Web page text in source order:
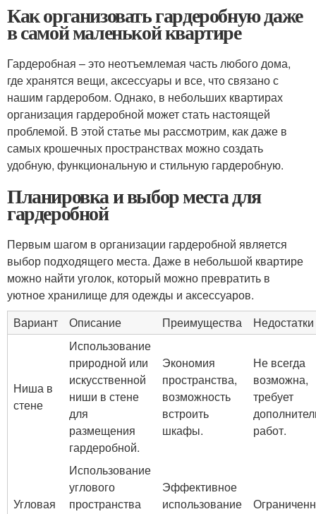
Как организовать гардеробную даже
в самой маленькой квартире
Гардеробная – это неотъемлемая часть любого дома,
где хранятся вещи, аксессуары и все, что связано с
нашим гардеробом. Однако, в небольших квартирах
организация гардеробной может стать настоящей
проблемой. В этой статье мы рассмотрим, как даже в
самых крошечных пространствах можно создать
удобную, функциональную и стильную гардеробную.
Планировка и выбор места для
гардеробной
Первым шагом в организации гардеробной является
выбор подходящего места. Даже в небольшой квартире
можно найти уголок, который можно превратить в
уютное хранилище для одежды и аксессуаров.
Вариант
Описание Преимущества Недостатки
Ниша в
стене
Использование
природной или
искусственной
ниши в стене
для
размещения
гардеробной.
Экономия
пространства,
возможность
встроить
шкафы.
Не всегда
возможна,
требует
работ.
Угловая
Использование
углового
пространства
Эффективное
использование